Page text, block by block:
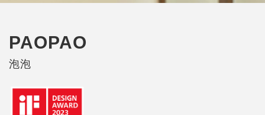
PAOPAO
泡泡